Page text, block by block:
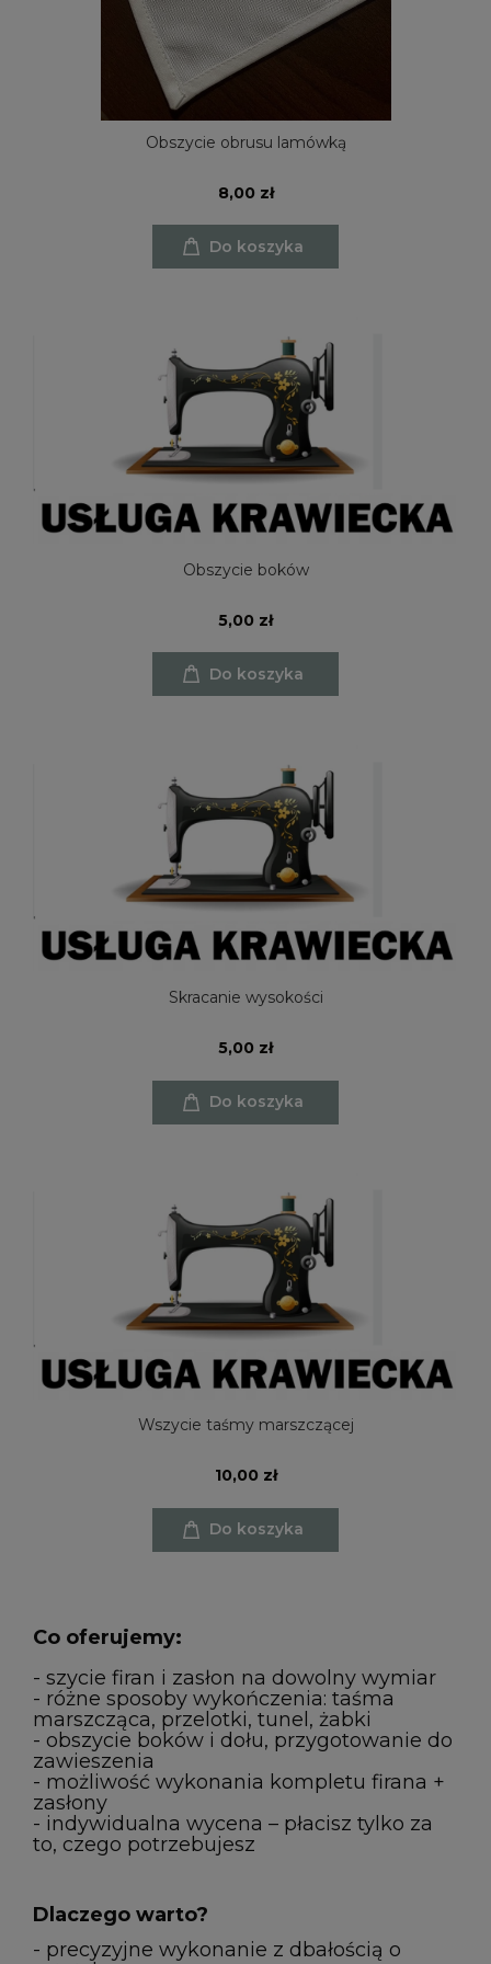
Obszycie obrusu lamówką
8,00 zł
Do koszyka
Obszycie boków
5,00 zł
Do koszyka
Skracanie wysokości
5,00 zł
Do koszyka
Wszycie taśmy marszczącej
10,00 zł
Do koszyka
Co oferujemy:
- szycie firan i zasłon na dowolny wymiar
- różne sposoby wykończenia: taśma
marszcząca, przelotki, tunel, żabki
- obszycie boków i dołu, przygotowanie do
zawieszenia
- możliwość wykonania kompletu firana +
zasłony
- indywidualna wycena – płacisz tylko za
to, czego potrzebujesz
Dlaczego warto?
- precyzyjne wykonanie z dbałością o